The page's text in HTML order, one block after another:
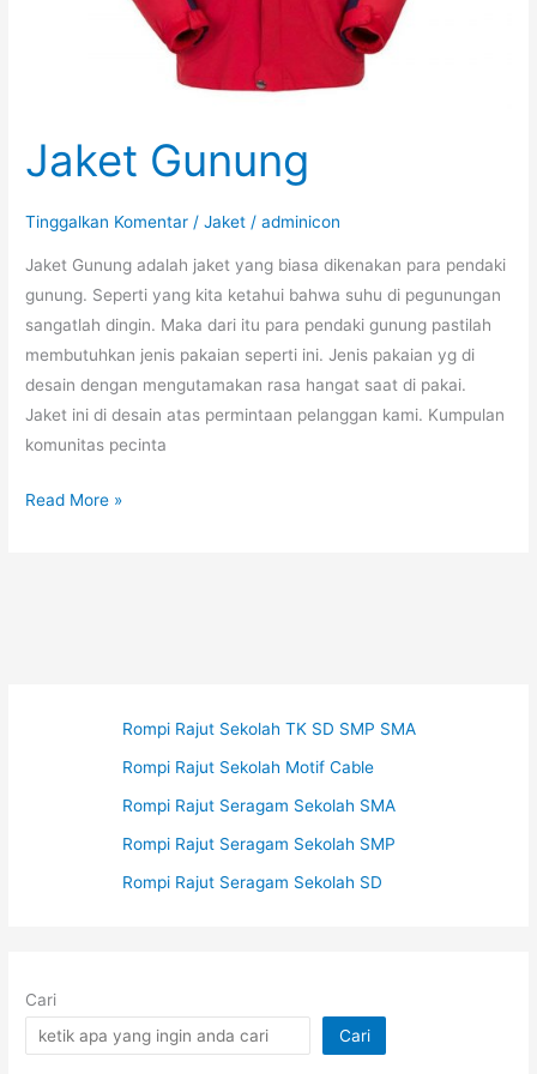
Jaket Gunung
Tinggalkan Komentar /Jaket /adminicon
Jaket Gunung adalah jaket yang biasa dikenakan para pendaki
gunung. Seperti yang kita ketahui bahwa suhu di pegunungan
sangatlah dingin. Maka dari itu para pendaki gunung pastilah
membutuhkan jenis pakaian seperti ini. Jenis pakaian yg di
desain dengan mengutamakan rasa hangat saat di pakai.
Jaket ini di desain atas permintaan pelanggan kami. Kumpulan
komunitas pecinta
Jaket
Read More »
Rompi Rajut Sekolah TK SD SMP SMA
Rompi Rajut Sekolah Motif Cable
Rompi Rajut Seragam Sekolah SMA
Rompi Rajut Seragam Sekolah SMP
Rompi Rajut Seragam Sekolah SD
Cari
Cari